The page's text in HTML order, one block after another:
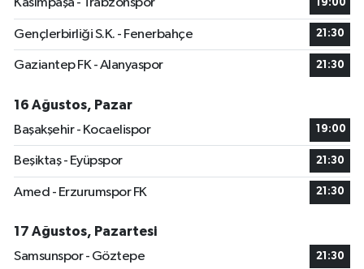
Kasımpaşa - Trabzonspor 19:00
Gençlerbirliği S.K. - Fenerbahçe 21:30
Gaziantep FK - Alanyaspor 21:30
16 Ağustos, Pazar
Başakşehir - Kocaelispor
19:00
Beşiktaş - Eyüpspor 21:30
Amed - Erzurumspor FK 21:30
17 Ağustos, Pazartesi
Samsunspor - Göztepe
21:30